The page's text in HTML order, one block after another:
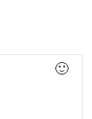
🙂